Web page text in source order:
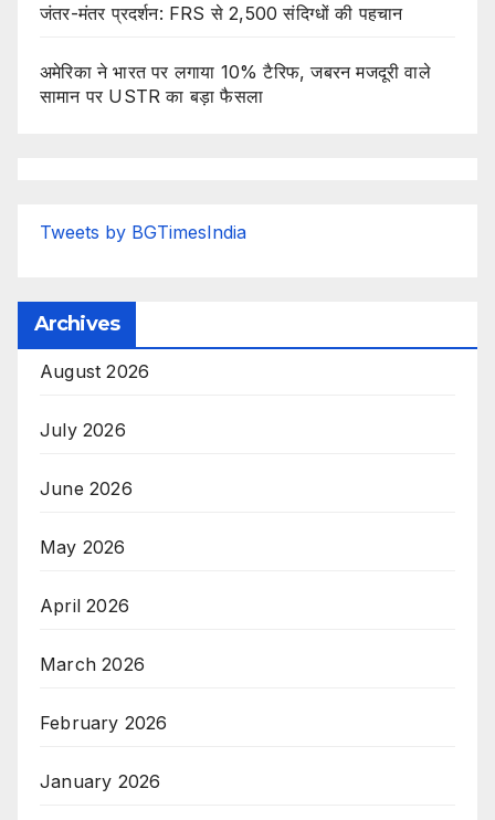
जंतर-मंतर प्रदर्शन: FRS से 2,500 संदिग्धों की पहचान
अमेरिका ने भारत पर लगाया 10% टैरिफ, जबरन मजदूरी वाले
सामान पर USTR का बड़ा फैसला
Tweets by BGTimesIndia
Archives
August 2026
July 2026
June 2026
May 2026
April 2026
March 2026
February 2026
January 2026